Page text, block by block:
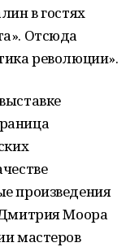
в гостях
Отсюда
революции».
произведения
Дмитрия Моора
мастеров